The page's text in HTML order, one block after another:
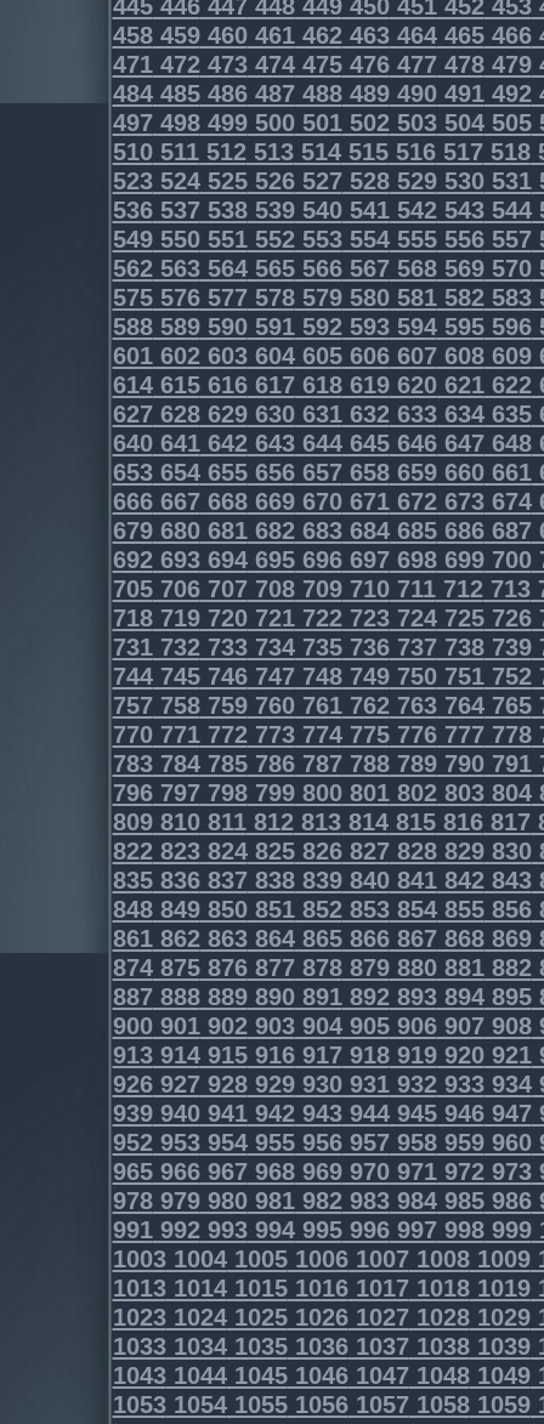
458459460461462463464465466
471472473474475476477478479
484485486487488489490491492
497498499500501502503504505
510511512513514515516517518
523524525526527528529530531
536537538539540541542543544
549550551552553554555556557
562563564565566567568569570
575576577578579580581582583
588589590591592593594595596
601602603604605606607608609
614615616617618619620621622
627628629630631632633634635
640641642643644645646647648
653654655656657658659660661
666667668669670671672673674
679680681682683684685686687
692693694695696697698699700
705706707708709710711712713
718719720721722723724725726
731732733734735736737738739
744745746747748749750751752
757758759760761762763764765
770771772773774775776777778
783784785786787788789790791
796797798799800801802803804
809810811812813814815816817
822823824825826827828829830
835836837838839840841842843
848849850851852853854855856
861862863864865866867868869
874875876877878879880881882
887888889890891892893894895
900901902903904905906907908
913914915916917918919920921
926927928929930931932933934
939940941942943944945946947
952953954955956957958959960
965966967968969970971972973
978979980981982983984985986
991992993994995996997998999
1003100410051006100710081009
1013101410151016101710181019
1023102410251026102710281029
1033103410351036103710381039
1043104410451046104710481049
1053105410551056105710581059